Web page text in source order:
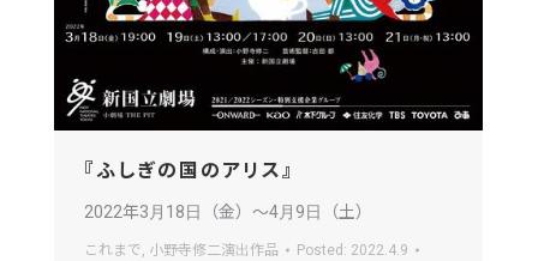
『ふしぎの国のアリス』
2022年3月18日（金）〜4月9日（土）
これまで, 小野寺修二演出作品 Posted: 2022.4.9